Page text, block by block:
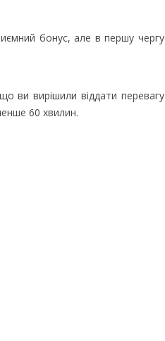
бонус, але в першу чергу
ви вирішили віддати перевагу
60 хвилин.